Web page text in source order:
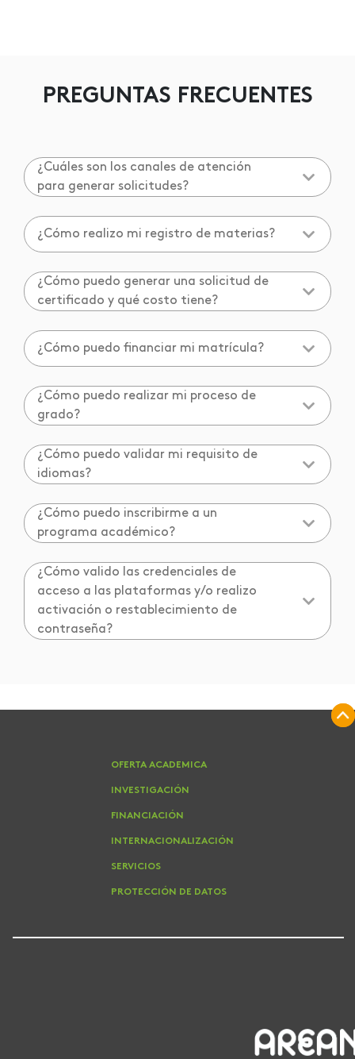
PREGUNTAS FRECUENTES
¿Cuáles son los canales de atención
para generar solicitudes?
¿Cómo realizo mi registro de materias?
¿Cómo puedo generar una solicitud de
certificado y qué costo tiene?
¿Cómo puedo financiar mi matrícula?
¿Cómo puedo realizar mi proceso de
grado?
¿Cómo puedo validar mi requisito de
idiomas?
¿Cómo puedo inscribirme a un
programa académico?
¿Cómo valido las credenciales de
acceso a las plataformas y/o realizo
activación o restablecimiento de
contraseña?
OFERTA ACADEMICA
INVESTIGACIÓN
FINANCIACIÓN
INTERNACIONALIZACIÓN
SERVICIOS
PROTECCIÓN DE DATOS